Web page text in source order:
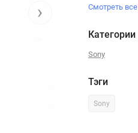
› Смотреть все
Категории
Sony
Тэги
Sony